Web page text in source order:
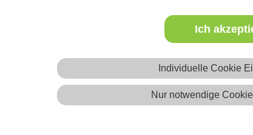
Ich
Individuelle Cookie
Nur notwendige